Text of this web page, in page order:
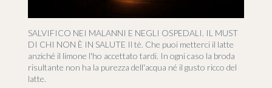
SALVIFICO NEI MALANNI E NEGLI OSPEDALI. IL MUST
DI CHI NON È IN SALUTE Il tè. Che puoi metterci il latte
anziché il limone l'ho accettato tardi. In ogni caso la broda
risultante non ha la purezza dell'acqua né il gusto ricco del
latte.